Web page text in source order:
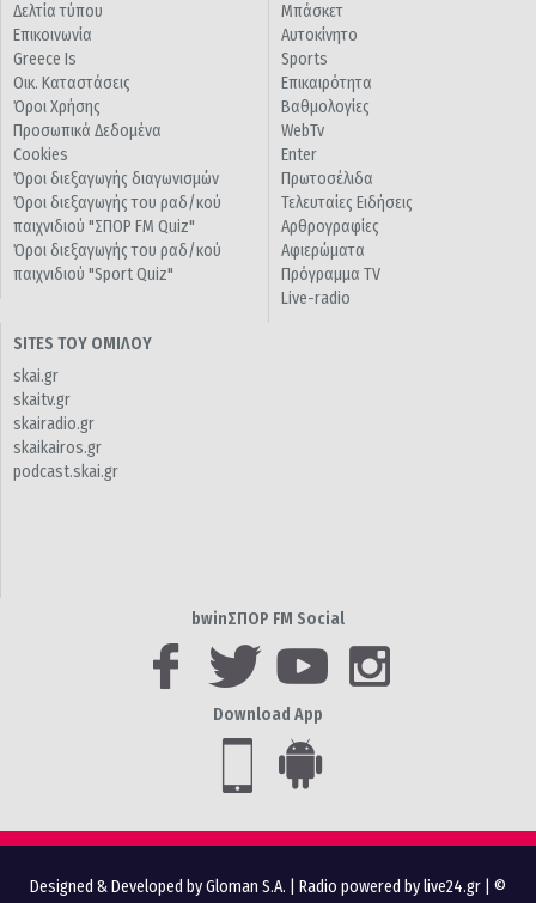
Δελτία τύπου
Επικοινωνία
Greece Is
Οικ. Καταστάσεις
Όροι Χρήσης
Προσωπικά Δεδομένα
Cookies
Όροι διεξαγωγής διαγωνισμών
Όροι διεξαγωγής του ραδ/κού
παιχνιδιού "ΣΠΟΡ FM Quiz"
Όροι διεξαγωγής του ραδ/κού
παιχνιδιού "Sport Quiz"
Μπάσκετ
Αυτοκίνητο
Sports
Επικαιρότητα
Βαθμολογίες
WebTv
Enter
Πρωτοσέλιδα
Τελευταίες Ειδήσεις
Αρθρογραφίες
Αφιερώματα
Πρόγραμμα TV
Live-radio
SITES ΤΟΥ ΟΜΙΛΟΥ
skai.gr
skaitv.gr
skairadio.gr
skaikairos.gr
podcast.skai.gr
bwinΣΠΟΡ FM Social
Download App
Designed & Developed by Gloman S.A. Radio powered by live24.gr | ©